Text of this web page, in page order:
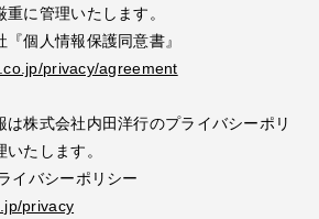
に管理いたします。
個人情報保護同意書』
privacy/agreement
は株式会社内田洋行のプライバシーポリ
たします。
イバシーポリシー
privacy